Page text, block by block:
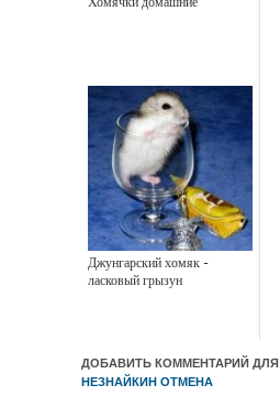
Джунгарский хомяк -
ласковый грызун
ДОБАВИТЬ КОММЕНТАРИЙ ДЛЯ
НЕЗНАЙКИН ОТМЕНА